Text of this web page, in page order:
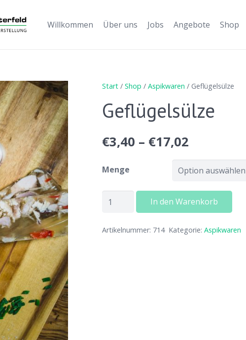
Willkommen Über uns Jobs Angebote Shop
Start/ Shop / Aspikwaren / Geflügelsülze
Geflügelsülze
€3,40 – €17,02
Menge
Geflügelsülze
Menge
In den Warenkorb
Artikelnummer: 714 Kategorie:Aspikwaren